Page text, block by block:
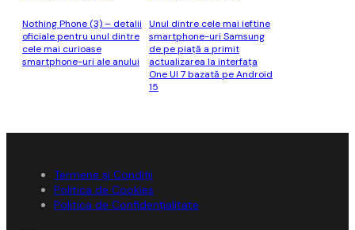
Nothing Phone (3) – detalii
oficiale pentru unul dintre
cele mai curioase
smartphone-uri ale anului
Unul dintre cele mai ieftine
smartphone-uri Samsung
de pe piaţă a primit
actualizarea la interfaţa
One UI 7 bazată pe Android
15
Termene și Condiții
Politica de Cookies
Politica de Confidențialitate